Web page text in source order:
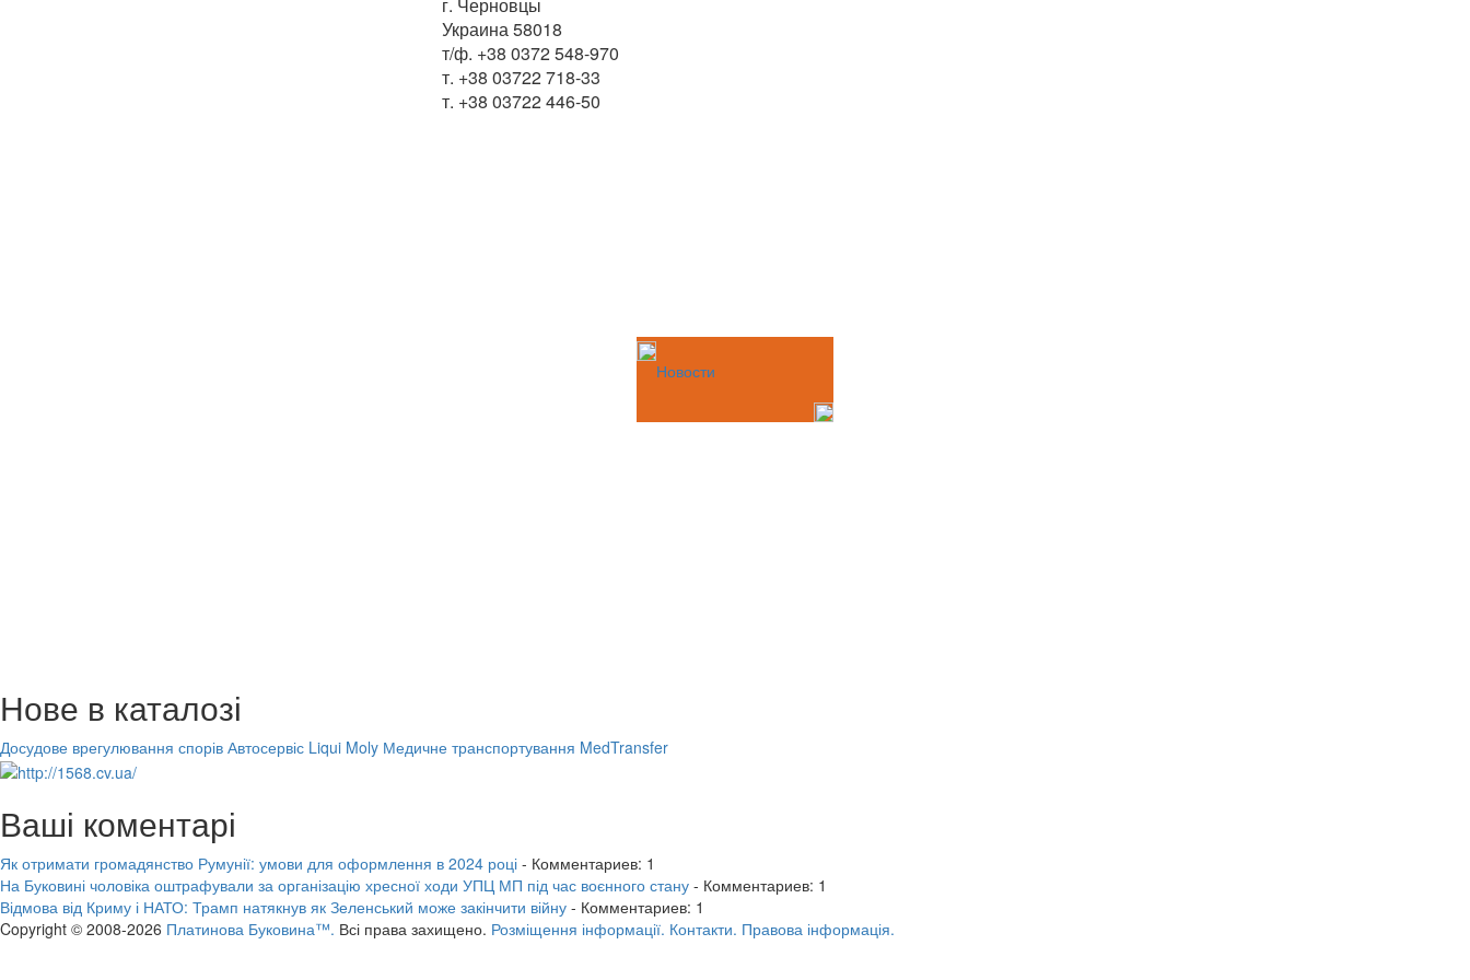
г. Черновцы
Украина 58018
т/ф. +38 0372 548-970
т. +38 03722 718-33
т. +38 03722 446-50
Новости
Нове в каталозі
Досудове врегулювання спорів Автосервіс Liqui Moly Медичне транспортування MedTransfer
Ваші коментарі
Як отримати громадянство Румунії: умови для оформлення в 2024 році - Комментариев: 1
На Буковині чоловіка оштрафували за організацію хресної ходи УПЦ МП під час воєнного стану - Комментариев: 1
Відмова від Криму і НАТО: Трамп натякнув як Зеленський може закінчити війну - Комментариев: 1
Copyright © 2008-2026 Платинова Буковина™. Всі права захищено. Розміщення інформації. Контакти. Правова інформація.